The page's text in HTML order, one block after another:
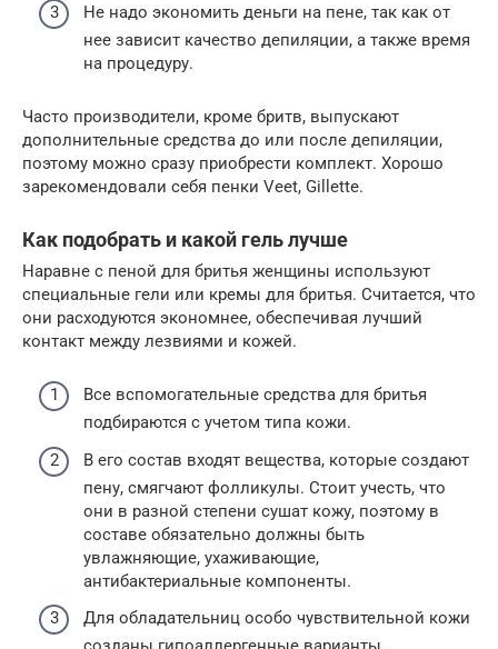
Не надо экономить деньги на пене, так как от
нее зависит качество депиляции, а также время
на процедуру.
Часто производители, кроме бритв, выпускают
дополнительные средства до или после депиляции,
поэтому можно сразу приобрести комплект. Хорошо
зарекомендовали себя пенки Veet, Gillette.
Как подобрать и какой гель лучше
Наравне с пеной для бритья женщины используют
специальные гели или кремы для бритья. Считается, что
они расходуются экономнее, обеспечивая лучший
контакт между лезвиями и кожей.
Все вспомогательные средства для бритья
подбираются с учетом типа кожи.
В его состав входят вещества, которые создают
пену, смягчают фолликулы. Стоит учесть, что
они в разной степени сушат кожу, поэтому в
составе обязательно должны быть
увлажняющие, ухаживающие,
антибактериальные компоненты.
Для обладательниц особо чувствительной кожи